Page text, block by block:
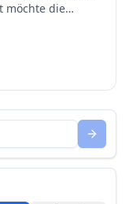
möchte die
wird.